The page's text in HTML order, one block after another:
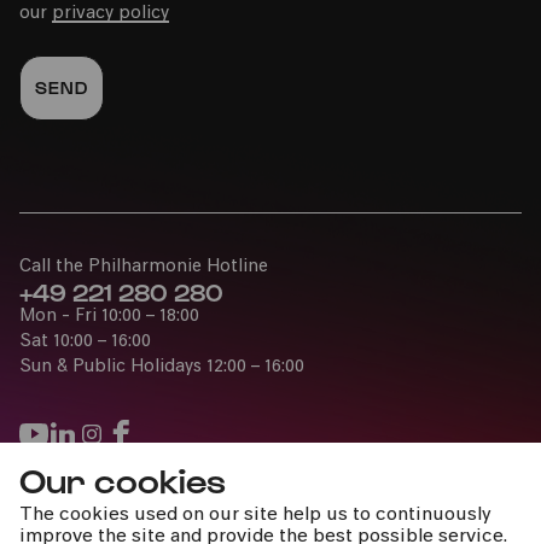
Our cookies
The cookies used on our site help us to continuously
improve the site and provide the best possible service.
our privacy policy
Press
Jobs
Call the Philharmonie Hotline
+49 221 280 280
Mon - Fri 10:00 – 18:00
Sat 10:00 – 16:00
Sun & Public Holidays 12:00 – 16:00